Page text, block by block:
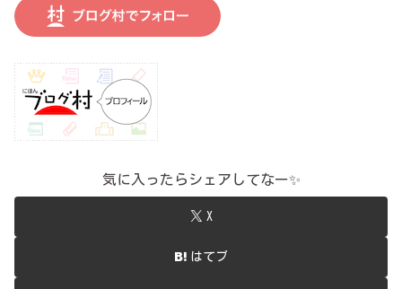
気に入ったらシェアしてなー✨
X
はてブ